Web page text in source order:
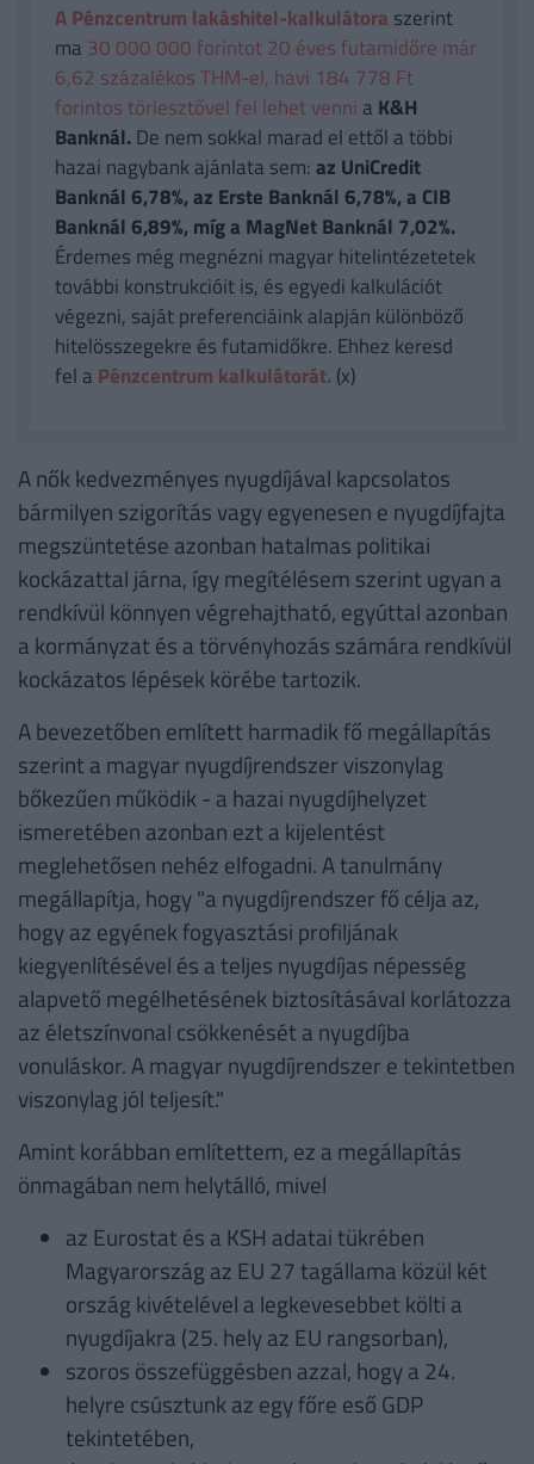
A Pénzcentrum lakáshitel-kalkulátora szerint
ma 30 000 000 forintot 20 éves futamidőre már
6,62 százalékos THM-el, havi 184 778 Ft
forintos törlesztővel fel lehet venni a K&H
Banknál.De nem sokkal marad el ettől a többi
hazai nagybank ajánlata sem:az UniCredit
Banknál 6,78%, az Erste Banknál 6,78%, a CIB
Banknál 6,89%, míg a MagNet Banknál 7,02%.
Érdemes még megnézni magyar hitelintézetetek
további konstrukcióit is, és egyedi kalkulációt
végezni, saját preferenciáink alapján különböző
hitelösszegekre és futamidőkre. Ehhez keresd
fel a Pénzcentrum kalkulátorát. (x)
A nők kedvezményes nyugdíjával kapcsolatos
bármilyen szigorítás vagy egyenesen e nyugdíjfajta
megszüntetése azonban hatalmas politikai
kockázattal járna, így megítélésem szerint ugyan a
rendkívül könnyen végrehajtható, egyúttal azonban
a kormányzat és a törvényhozás számára rendkívül
kockázatos lépések körébe tartozik.
A bevezetőben említett harmadik fő megállapítás
szerint a magyar nyugdíjrendszer viszonylag
bőkezűen működik - a hazai nyugdíjhelyzet
ismeretében azonban ezt a kijelentést
meglehetősen nehéz elfogadni. A tanulmány
megállapítja, hogy "a nyugdíjrendszer fő célja az,
hogy az egyének fogyasztási profiljának
kiegyenlítésével és a teljes nyugdíjas népesség
alapvető megélhetésének biztosításával korlátozza
az életszínvonal csökkenését a nyugdíjba
vonuláskor. A magyar nyugdíjrendszer e tekintetben
viszonylag jól teljesít."
Amint korábban említettem, ez a megállapítás
önmagában nem helytálló, mivel
az Eurostat és a KSH adatai tükrében
Magyarország az EU 27 tagállama közül két
ország kivételével a legkevesebbet költi a
nyugdíjakra (25. hely az EU rangsorban),
szoros összefüggésben azzal, hogy a 24.
helyre csúsztunk az egy főre eső GDP
tekintetében,